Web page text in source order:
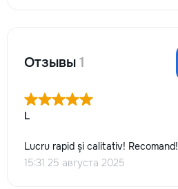
Отзывы 1
L
Lucru rapid și calitativ! Recomand!
15:31 25 августа 2025